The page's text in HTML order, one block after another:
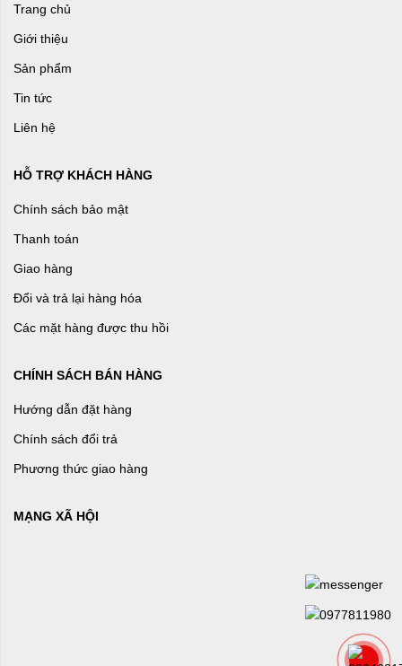
Trang chủ
Giới thiệu
Sản phẩm
Tin tức
Liên hệ
HỖ TRỢ KHÁCH HÀNG
Chính sách bảo mật
Thanh toán
Giao hàng
Đổi và trả lại hàng hóa
Các mặt hàng được thu hồi
CHÍNH SÁCH BÁN HÀNG
Hướng dẫn đặt hàng
Chính sách đổi trả
Phương thức giao hàng
MẠNG XÃ HỘI